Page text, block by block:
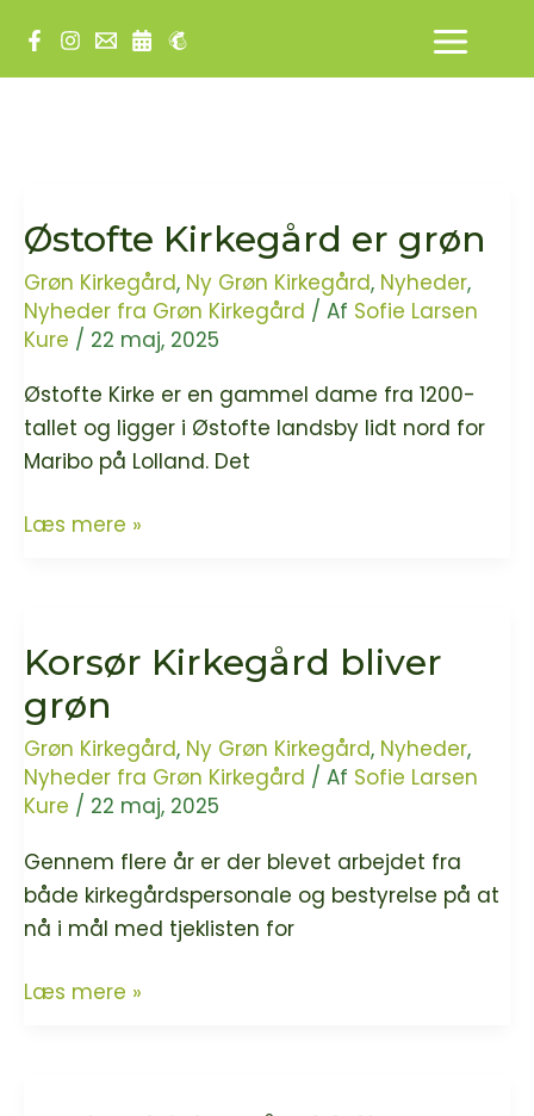
indholdet
Østofte Kirkegård er grøn
Grøn Kirkegård, Ny Grøn Kirkegård, Nyheder,
Nyheder fra Grøn Kirkegård / Af Sofie Larsen
Kure / 22 maj, 2025
Østofte Kirke er en gammel dame fra 1200-
tallet og ligger i Østofte landsby lidt nord for
Maribo på Lolland. Det
Østofte
Læs mere »
Korsør Kirkegård bliver
grøn
Grøn Kirkegård, Ny Grøn Kirkegård, Nyheder,
Nyheder fra Grøn Kirkegård / Af Sofie Larsen
Kure / 22 maj, 2025
Gennem flere år er der blevet arbejdet fra
både kirkegårdspersonale og bestyrelse på at
nå i mål med tjeklisten for
Korsør
Læs mere »